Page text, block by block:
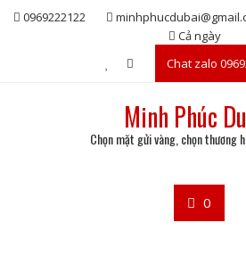
Skip0969222122
Cả ngày
Chat zalo
Minh Phúc
Chọn mặt gửi vàng, chọn thương
0